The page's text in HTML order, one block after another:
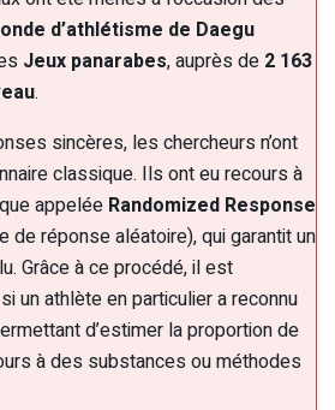
d’athlétisme de Daegu
Jeux panarabes, auprès de 2 163
.
sincères, les chercheurs n’ont
classique. Ils ont eu recours à
appelée Randomized Response
de réponse aléatoire), qui garantit un
Grâce à ce procédé, il est
un athlète en particulier a reconnu
d’estimer la proportion de
à des substances ou méthodes